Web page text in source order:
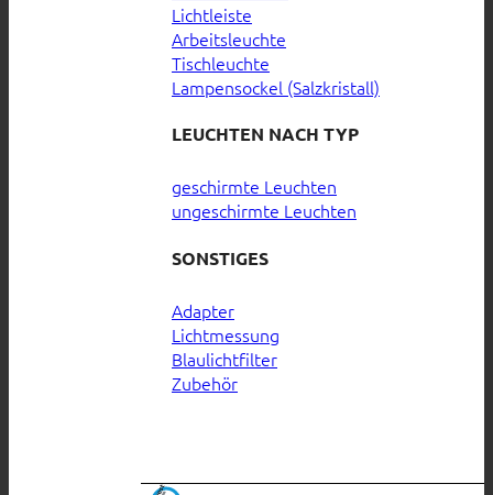
Lichtleiste
Arbeitsleuchte
Tischleuchte
Lampensockel (Salzkristall)
LEUCHTEN NACH TYP
geschirmte Leuchten
ungeschirmte Leuchten
SONSTIGES
Adapter
Lichtmessung
Blaulichtfilter
Zubehör